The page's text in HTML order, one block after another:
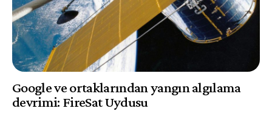
Google ve ortaklarından yangın algılama
devrimi: FireSat Uydusu